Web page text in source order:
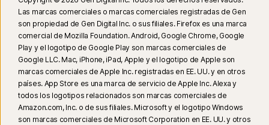
Las marcas comerciales o marcas comerciales registradas de Gen
son propiedad de Gen Digital Inc. o sus filiales. Firefox es una marca
comercial de Mozilla Foundation. Android, Google Chrome, Google
Play y el logotipo de Google Play son marcas comerciales de
Google LLC. Mac, iPhone, iPad, Apple y el logotipo de Apple son
marcas comerciales de Apple Inc. registradas en EE. UU. y en otros
países. App Store es una marca de servicio de Apple Inc. Alexa y
todos los logotipos relacionados son marcas comerciales de
Amazon.com, Inc. o de sus filiales. Microsoft y el logotipo Windows
son marcas comerciales de Microsoft Corporation en EE. UU. y otros